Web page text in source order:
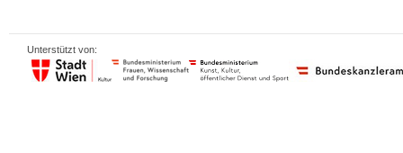
Unterstützt von: